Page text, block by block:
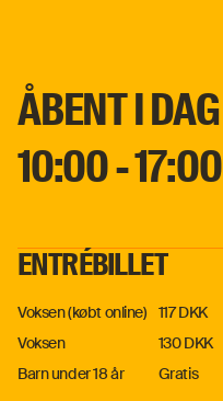
ÅBENT I DAG
10:00 - 17:00
ENTRÉBILLET
Voksen (købt online)
117 DKK
Voksen
130 DKK
Barn under 18 år
Gratis